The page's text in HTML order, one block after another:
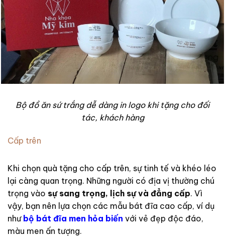
Bộ đồ ăn sứ trắng dễ dàng in logo khi tặng cho đối
tác, khách hàng
Cấp trên
Khi chọn quà tặng cho cấp trên, sự tinh tế và khéo léo
lại càng quan trọng. Những người có địa vị thường chú
trọng vào sự sang trọng, lịch sự và đẳng cấp. Vì
vậy, bạn nên lựa chọn các mẫu bát đĩa cao cấp, ví dụ
như bộ bát đĩa men hỏa biến với vẻ đẹp độc đáo,
màu men ấn tượng.